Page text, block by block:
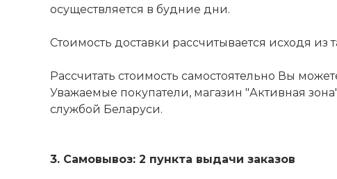
осуществляется в будние дни.
Стоимость доставки рассчитывается исходя из
Рассчитать стоимость самостоятельно Вы
Уважаемые покупатели, магазин "Активная
службой Беларуси.
3. Самовывоз: 2 пункта выдачи заказов